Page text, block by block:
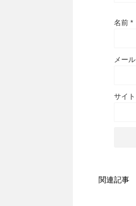
名前 *
メール
サイト
関連記事